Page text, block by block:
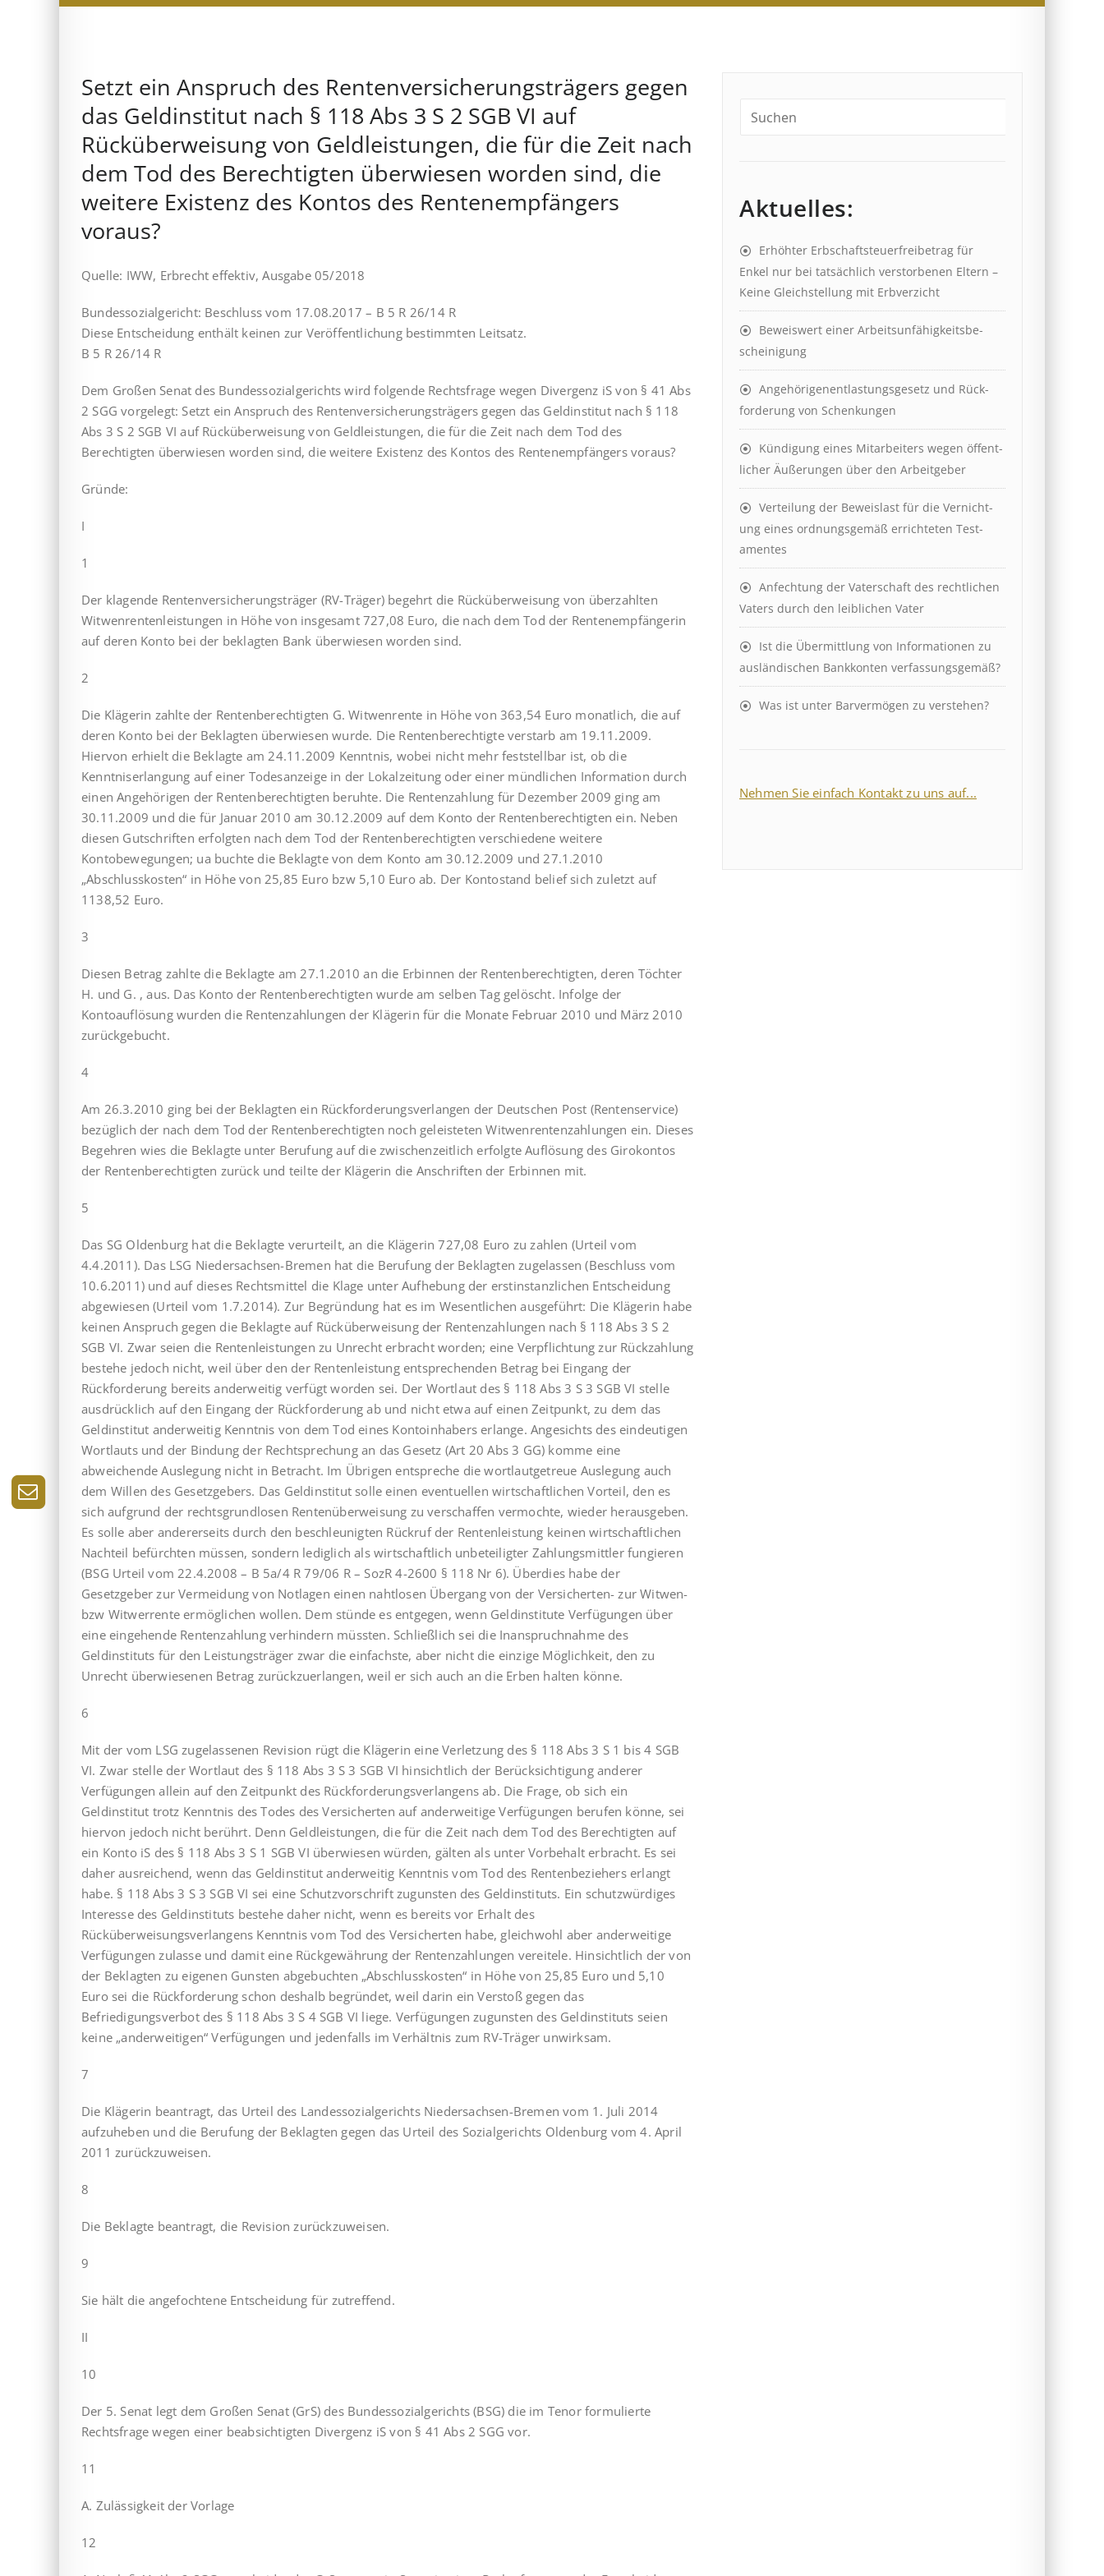
Setzt ein Anspruch des Rentenversicherungsträgers gegen
das Geldinstitut nach § 118 Abs 3 S 2 SGB VI auf
Rücküberweisung von Geldleistungen, die für die Zeit nach
dem Tod des Berechtigten überwiesen worden sind, die
weitere Existenz des Kontos des Rentenempfängers
voraus?
Quelle: IWW, Erbrecht effektiv, Ausgabe 05/2018
Bundessozialgericht: Beschluss vom 17.08.2017 – B 5 R 26/14 R
Diese Entscheidung enthält keinen zur Veröffentlichung bestimmten Leitsatz.
B 5 R 26/14 R
Dem Großen Senat des Bundessozialgerichts wird folgende Rechtsfrage wegen Divergenz iS von § 41 Abs
2 SGG vorgelegt: Setzt ein Anspruch des Rentenversicherungsträgers gegen das Geldinstitut nach § 118
Abs 3 S 2 SGB VI auf Rücküberweisung von Geldleistungen, die für die Zeit nach dem Tod des
Berechtigten überwiesen worden sind, die weitere Existenz des Kontos des Rentenempfängers voraus?
Gründe:
I
1
Der klagende Rentenversicherungsträger (RV-Träger) begehrt die Rücküberweisung von überzahlten
Witwenrentenleistungen in Höhe von insgesamt 727,08 Euro, die nach dem Tod der Rentenempfängerin
auf deren Konto bei der beklagten Bank überwiesen worden sind.
2
Die Klägerin zahlte der Rentenberechtigten G. Witwenrente in Höhe von 363,54 Euro monatlich, die auf
deren Konto bei der Beklagten überwiesen wurde. Die Rentenberechtigte verstarb am 19.11.2009.
Hiervon erhielt die Beklagte am 24.11.2009 Kenntnis, wobei nicht mehr feststellbar ist, ob die
Kenntniserlangung auf einer Todesanzeige in der Lokalzeitung oder einer mündlichen Information durch
einen Angehörigen der Rentenberechtigten beruhte. Die Rentenzahlung für Dezember 2009 ging am
30.11.2009 und die für Januar 2010 am 30.12.2009 auf dem Konto der Rentenberechtigten ein. Neben
diesen Gutschriften erfolgten nach dem Tod der Rentenberechtigten verschiedene weitere
Kontobewegungen; ua buchte die Beklagte von dem Konto am 30.12.2009 und 27.1.2010
„Abschlusskosten“ in Höhe von 25,85 Euro bzw 5,10 Euro ab. Der Kontostand belief sich zuletzt auf
1138,52 Euro.
3
Diesen Betrag zahlte die Beklagte am 27.1.2010 an die Erbinnen der Rentenberechtigten, deren Töchter
H. und G. , aus. Das Konto der Rentenberechtigten wurde am selben Tag gelöscht. Infolge der
Kontoauflösung wurden die Rentenzahlungen der Klägerin für die Monate Februar 2010 und März 2010
zurückgebucht.
4
Am 26.3.2010 ging bei der Beklagten ein Rückforderungsverlangen der Deutschen Post (Rentenservice)
bezüglich der nach dem Tod der Rentenberechtigten noch geleisteten Witwenrentenzahlungen ein. Dieses
Begehren wies die Beklagte unter Berufung auf die zwischenzeitlich erfolgte Auflösung des Girokontos
der Rentenberechtigten zurück und teilte der Klägerin die Anschriften der Erbinnen mit.
5
Das SG Oldenburg hat die Beklagte verurteilt, an die Klägerin 727,08 Euro zu zahlen (Urteil vom
4.4.2011). Das LSG Niedersachsen-Bremen hat die Berufung der Beklagten zugelassen (Beschluss vom
10.6.2011) und auf dieses Rechtsmittel die Klage unter Aufhebung der erstinstanzlichen Entscheidung
abgewiesen (Urteil vom 1.7.2014). Zur Begründung hat es im Wesentlichen ausgeführt: Die Klägerin habe
keinen Anspruch gegen die Beklagte auf Rücküberweisung der Rentenzahlungen nach § 118 Abs 3 S 2
SGB VI. Zwar seien die Rentenleistungen zu Unrecht erbracht worden; eine Verpflichtung zur Rückzahlung
bestehe jedoch nicht, weil über den der Rentenleistung entsprechenden Betrag bei Eingang der
Rückforderung bereits anderweitig verfügt worden sei. Der Wortlaut des § 118 Abs 3 S 3 SGB VI stelle
ausdrücklich auf den Eingang der Rückforderung ab und nicht etwa auf einen Zeitpunkt, zu dem das
Geldinstitut anderweitig Kenntnis von dem Tod eines Kontoinhabers erlange. Angesichts des eindeutigen
Wortlauts und der Bindung der Rechtsprechung an das Gesetz (Art 20 Abs 3 GG) komme eine
abweichende Auslegung nicht in Betracht. Im Übrigen entspreche die wortlautgetreue Auslegung auch
dem Willen des Gesetzgebers. Das Geldinstitut solle einen eventuellen wirtschaftlichen Vorteil, den es
sich aufgrund der rechtsgrundlosen Rentenüberweisung zu verschaffen vermochte, wieder herausgeben.
Es solle aber andererseits durch den beschleunigten Rückruf der Rentenleistung keinen wirtschaftlichen
Nachteil befürchten müssen, sondern lediglich als wirtschaftlich unbeteiligter Zahlungsmittler fungieren
(BSG Urteil vom 22.4.2008 – B 5a/4 R 79/06 R – SozR 4-2600 § 118 Nr 6). Überdies habe der
Gesetzgeber zur Vermeidung von Notlagen einen nahtlosen Übergang von der Versicherten- zur Witwen-
bzw Witwerrente ermöglichen wollen. Dem stünde es entgegen, wenn Geldinstitute Verfügungen über
eine eingehende Rentenzahlung verhindern müssten. Schließlich sei die Inanspruchnahme des
Geldinstituts für den Leistungsträger zwar die einfachste, aber nicht die einzige Möglichkeit, den zu
Unrecht überwiesenen Betrag zurückzuerlangen, weil er sich auch an die Erben halten könne.
6
Mit der vom LSG zugelassenen Revision rügt die Klägerin eine Verletzung des § 118 Abs 3 S 1 bis 4 SGB
VI. Zwar stelle der Wortlaut des § 118 Abs 3 S 3 SGB VI hinsichtlich der Berücksichtigung anderer
Verfügungen allein auf den Zeitpunkt des Rückforderungsverlangens ab. Die Frage, ob sich ein
Geldinstitut trotz Kenntnis des Todes des Versicherten auf anderweitige Verfügungen berufen könne, sei
hiervon jedoch nicht berührt. Denn Geldleistungen, die für die Zeit nach dem Tod des Berechtigten auf
ein Konto iS des § 118 Abs 3 S 1 SGB VI überwiesen würden, gälten als unter Vorbehalt erbracht. Es sei
daher ausreichend, wenn das Geldinstitut anderweitig Kenntnis vom Tod des Rentenbeziehers erlangt
habe. § 118 Abs 3 S 3 SGB VI sei eine Schutzvorschrift zugunsten des Geldinstituts. Ein schutzwürdiges
Interesse des Geldinstituts bestehe daher nicht, wenn es bereits vor Erhalt des
Rücküberweisungsverlangens Kenntnis vom Tod des Versicherten habe, gleichwohl aber anderweitige
Verfügungen zulasse und damit eine Rückgewährung der Rentenzahlungen vereitele. Hinsichtlich der von
der Beklagten zu eigenen Gunsten abgebuchten „Abschlusskosten“ in Höhe von 25,85 Euro und 5,10
Euro sei die Rückforderung schon deshalb begründet, weil darin ein Verstoß gegen das
Befriedigungsverbot des § 118 Abs 3 S 4 SGB VI liege. Verfügungen zugunsten des Geldinstituts seien
keine „anderweitigen“ Verfügungen und jedenfalls im Verhältnis zum RV-Träger unwirksam.
7
Die Klägerin beantragt, das Urteil des Landessozialgerichts Niedersachsen-Bremen vom 1. Juli 2014
aufzuheben und die Berufung der Beklagten gegen das Urteil des Sozialgerichts Oldenburg vom 4. April
2011 zurückzuweisen.
8
Die Beklagte beantragt, die Revision zurückzuweisen.
9
Sie hält die angefochtene Entscheidung für zutreffend.
II
10
Der 5. Senat legt dem Großen Senat (GrS) des Bundessozialgerichts (BSG) die im Tenor formulierte
Rechtsfrage wegen einer beabsichtigten Divergenz iS von § 41 Abs 2 SGG vor.
11
A. Zulässigkeit der Vorlage
12
Aktuelles:
Erhöhter Erb­schaft­steuer­frei­be­trag für
Enkel nur bei tat­säch­lich ver­storb­en­en Eltern –
Keine Gleich­stell­ung mit Erb­verzicht
Beweis­wert einer Arbeits­un­fähig­keits­be­
scheinig­ung
Angehörigenent­lastungs­ge­setz und Rück­
ford­er­ung von Schenk­ung­en
Kündigung eines Mit­ar­beit­ers wegen öffent­
lich­er Äuß­er­ung­en über den Ar­beit­geber
Ver­teil­ung der Be­weis­last für die Ver­nicht­
ung eines ord­nungs­ge­mäß er­richt­et­en Test­
ament­es
Anfechtung der Vaterschaft des rechtlichen
Vaters durch den leiblichen Vater
Ist die Über­mitt­lung von In­for­mat­ion­en zu
aus­länd­isch­en Bank­kont­en ver­fass­ungs­ge­mäß?
Was ist unter Barvermögen zu verstehen?
Nehmen Sie einfach Kontakt zu uns auf...